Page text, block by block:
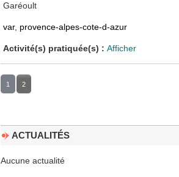
Garéoult
var, provence-alpes-cote-d-azur
Activité(s) pratiquée(s) : Afficher
1 2
ACTUALITÉS
Aucune actualité